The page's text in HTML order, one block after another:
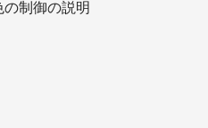
の制御の説明